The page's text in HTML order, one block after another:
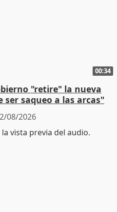
00:34
"retire" la nueva
saqueo a las arcas"
08/2026